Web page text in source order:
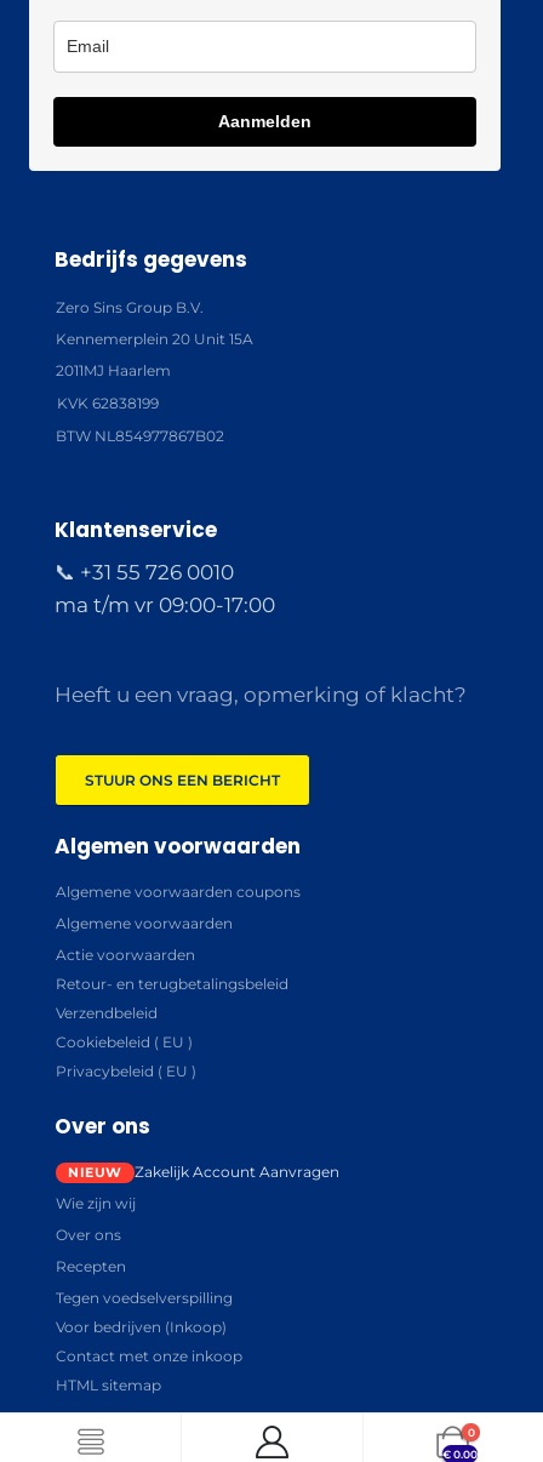
Aanmelden
Bedrijfs gegevens
Zero Sins Group B.V.
Kennemerplein 20 Unit 15A
2011MJ Haarlem
KVK 62838199
BTW NL854977867B02
Klantenservice
📞 +31 55 726 0010
ma t/m vr 09:00-17:00
Heeft u een vraag, opmerking of klacht?
STUUR ONS EEN BERICHT
Algemen voorwaarden
Algemene voorwaarden coupons
Algemene voorwaarden
Actie voorwaarden
Retour- en terugbetalingsbeleid
Verzendbeleid
Cookiebeleid ( EU )
Privacybeleid ( EU )
Over ons
Zakelijk Account Aanvragen
Wie zijn wij
Over ons
Recepten
Tegen voedselverspilling
Voor bedrijven (Inkoop)
Contact met onze inkoop
HTML sitemap
0
€0.00